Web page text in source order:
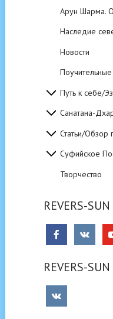
Арун Шарма.
Наследие
Новости
Путь к себе/
Санатана-
Статьи/Обзор
Суфийское
Творчество
REVERS-
REVERS-